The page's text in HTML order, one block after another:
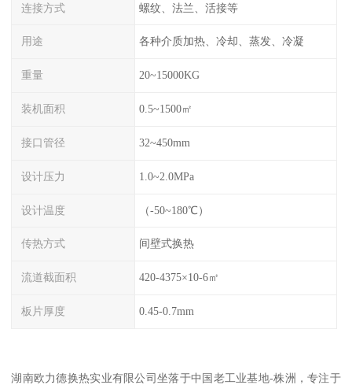
连接方式 螺纹、法兰、活接等
用途 各种介质加热、冷却、蒸发、冷凝
重量 20~15000KG
装机面积 0.5~1500㎡
接口管径 32~450mm
设计压力 1.0~2.0MPa
设计温度 （-50~180℃）
传热方式 间壁式换热
流道截面积 420-4375×10-6㎡
板片厚度 0.45-0.7mm
湖南欧力德换热实业有限公司坐落于中国老工业基地-株洲，专注于